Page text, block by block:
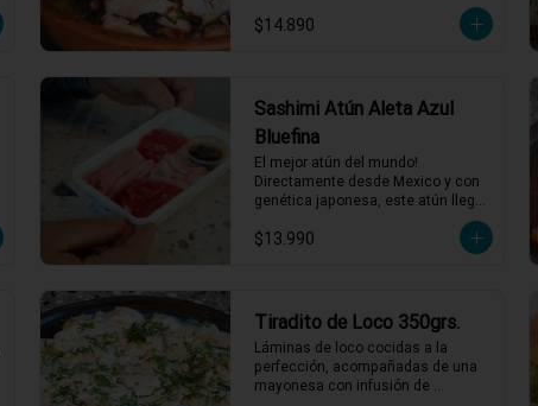
nivel. ¡Perfecto para quienes
buscan algo especial y lleno de
*El peso neto corresponde al
producto en su presentación
completa, salsas o
acompañamientos incluidos.
$14.890
Sashimi Atún Aleta Azul
Bluefina
El mejor atún del mundo!
Directamente desde Mexico y con
genética japonesa, este atún llega
a ser tu nuevo favorito! 120 grs de
Sashimi, Mix de cortes
$13.990
Tiradito de Loco 350grs.
Láminas de loco cocidas a la
perfección, acompañadas de una
mayonesa con infusión de